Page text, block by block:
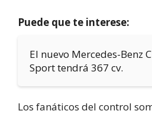
Puede que te interese:
El nuevo Mercedes-Benz
Sport tendrá 367 cv.
Los fanáticos del control